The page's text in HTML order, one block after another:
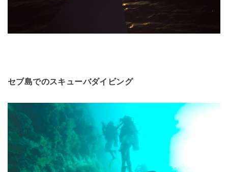
セブ島でのスキューバダイビング